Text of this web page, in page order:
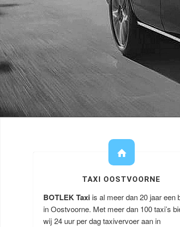
TAXI OOSTVOORNE
BOTLEK Taxi is al meer dan 20 jaar een
in Oostvoorne. Met meer dan 100 taxi’s
wij 24 uur per dag taxivervoer aan in